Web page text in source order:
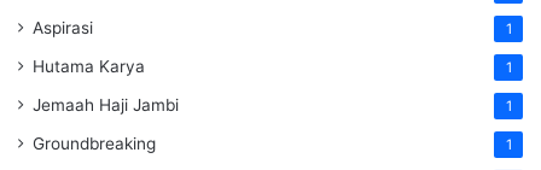
Aspirasi 1
Hutama Karya 1
Jemaah Haji Jambi 1
Groundbreaking 1